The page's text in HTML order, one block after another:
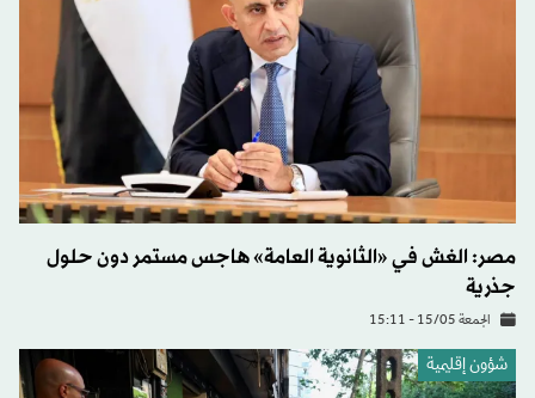
مصر: الغش في «الثانوية العامة» هاجس مستمر دون حلول
جذرية
الجمعة 15/05 - 15:11
شؤون إقليمية